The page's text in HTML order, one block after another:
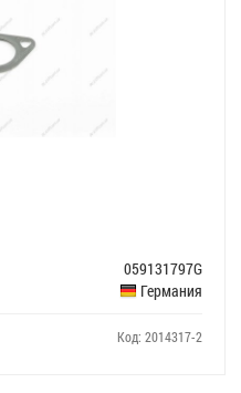
059131797G
Германия
Код: 2014317-2